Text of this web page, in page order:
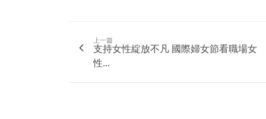
上一篇
支持女性綻放不凡 國際婦女節看職場女
性...